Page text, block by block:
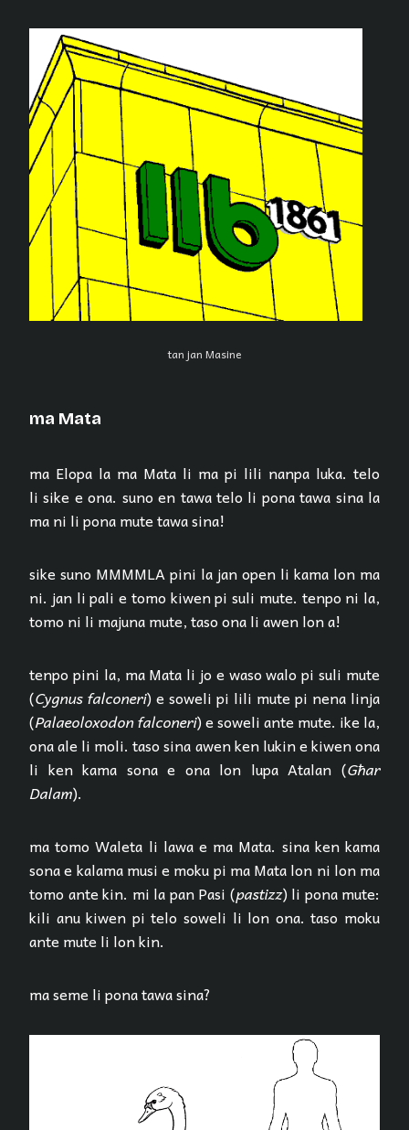
tan jan Masine
ma Mata
ma Elopa la ma Mata li ma pi lili nanpa luka. telo
li sike e ona. suno en tawa telo li pona tawa sina la
ma ni li pona mute tawa sina!
sike suno MMMMLA pini la jan open li kama lon ma
ni. jan li pali e tomo kiwen pi suli mute. tenpo ni la,
tomo ni li majuna mute, taso ona li awen lon a!
tenpo pini la, ma Mata li jo e waso walo pi suli mute
(Cygnus falconeri) e soweli pi lili mute pi nena linja
(Palaeoloxodon falconeri) e soweli ante mute. ike la,
ona ale li moli. taso sina awen ken lukin e kiwen ona
li ken kama sona e ona lon lupa Atalan (Għar
Dalam).
ma tomo Waleta li lawa e ma Mata. sina ken kama
sona e kalama musi e moku pi ma Mata lon ni lon ma
tomo ante kin. mi la pan Pasi (pastizz) li pona mute:
kili anu kiwen pi telo soweli li lon ona. taso moku
ante mute li lon kin.
ma seme li pona tawa sina?